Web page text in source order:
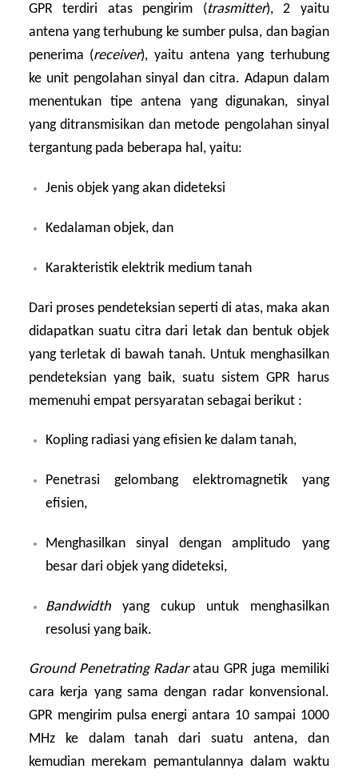
GPR terdiri atas pengirim (trasmitter), 2 yaitu
antena yang terhubung ke sumber pulsa, dan bagian
penerima (receiver), yaitu antena yang terhubung
ke unit pengolahan sinyal dan citra. Adapun dalam
menentukan tipe antena yang digunakan, sinyal
yang ditransmisikan dan metode pengolahan sinyal
tergantung pada beberapa hal, yaitu:
Jenis objek yang akan dideteksi
Kedalaman objek, dan
Karakteristik elektrik medium tanah
Dari proses pendeteksian seperti di atas, maka akan
didapatkan suatu citra dari letak dan bentuk objek
yang terletak di bawah tanah. Untuk menghasilkan
pendeteksian yang baik, suatu sistem GPR harus
memenuhi empat persyaratan sebagai berikut :
Kopling radiasi yang efisien ke dalam tanah,
Penetrasi gelombang elektromagnetik yang
efisien,
Menghasilkan sinyal dengan amplitudo yang
besar dari objek yang dideteksi,
Bandwidthyang cukup untuk menghasilkan
resolusi yang baik.
Ground Penetrating Radaratau GPR juga memiliki
cara kerja yang sama dengan radar konvensional.
GPR mengirim pulsa energi antara 10 sampai 1000
MHz ke dalam tanah dari suatu antena, dan
kemudian merekam pemantulannya dalam waktu